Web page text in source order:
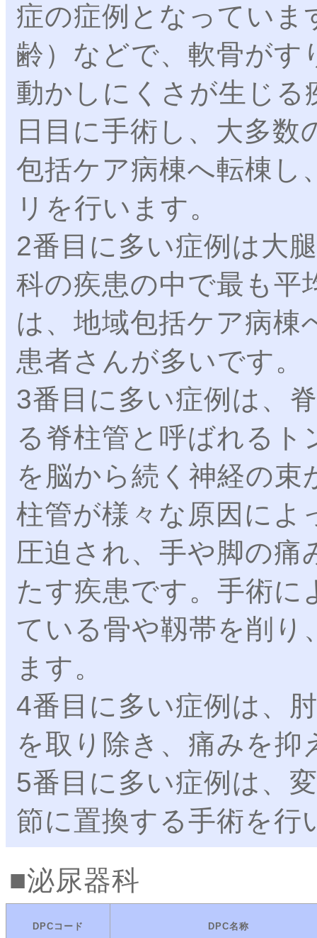
症の症例となっていま
齢）などで、軟骨がす
動かしにくさが生じる
日目に手術し、大多
包括ケア病棟へ転棟し
リを行います。
2番目に多い症例は大
科の疾患の中で最も平
は、地域包括ケア病棟
患者さんが多いです。
3番目に多い症例は、
る脊柱管と呼ばれる
を脳から続く神経の
柱管が様々な原因によ
圧迫され、手や脚の痛
たす疾患です。手術に
ている骨や靱帯を削り
ます。
4番目に多い症例は、
を取り除き、痛みを
5番目に多い症例は、
節に置換する手術を行
泌尿器科
DPCコード DPC名称